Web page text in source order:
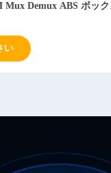
Mux Demux ABS ボック
い